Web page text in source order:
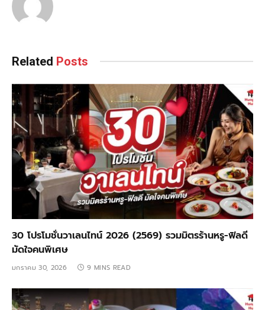
Related Posts
30 โปรโมชั่นวาเลนไทน์ 2026 (2569) รวมมิตรร้านหรู-ฟิลดี
มัดใจคนพิเศษ
มกราคม 30, 2026 9 MINS READ